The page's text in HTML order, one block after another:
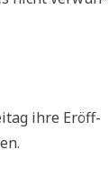
ihre Eröff­